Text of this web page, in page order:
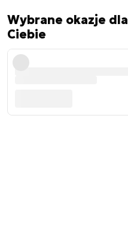
Wybrane okazje dla
Ciebie